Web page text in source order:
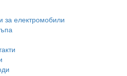
за електромобили